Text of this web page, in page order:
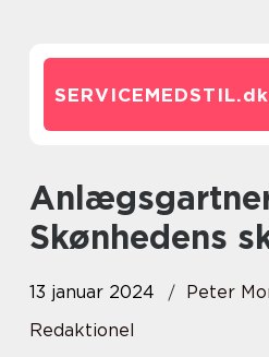
SERVICEMEDSTIL.dk
Anlægsgartner Vejle:
Skønhedens
13 januar 2024
Peter
Redaktionel